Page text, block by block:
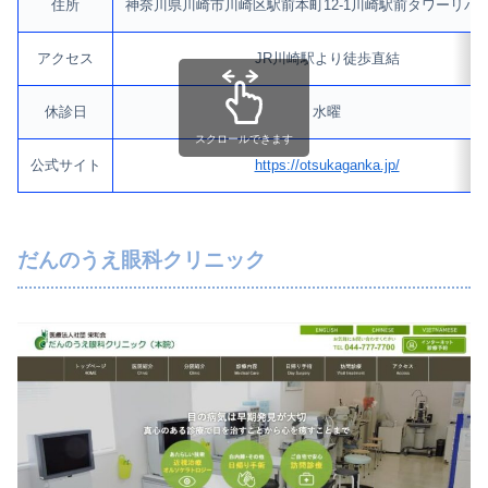
住所 神奈川県川崎市川崎区駅前本町12-1川崎駅前タワーリバ
アクセス JR川崎駅より徒歩直結
休診日 水曜
公式サイト https://otsukaganka.jp/
スクロールできます
だんのうえ眼科クリニック